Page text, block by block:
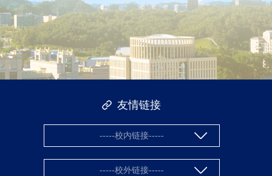
友情链接
-----校内链接-----
-----校外链接-----